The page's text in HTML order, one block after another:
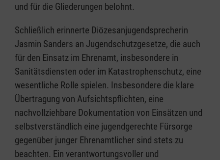
und für die Gliederungen belohnt.
Schließlich erinnerte Diözesanjugendsprecherin
Jasmin Sanders an Jugendschutzgesetze, die auch
für den Einsatz im Ehrenamt, insbesondere in
Sanitätsdiensten oder im Katastrophenschutz, eine
wesentliche Rolle spielen. Insbesondere die klare
Übertragung von Aufsichtspflichten, eine
nachvollziehbare Dokumentation von Einsätzen und
selbstverständlich eine jugendgerechte Fürsorge
gegenüber junger Ehrenamtlicher sind stets zu
beachten. Ein verantwortungsvoller und